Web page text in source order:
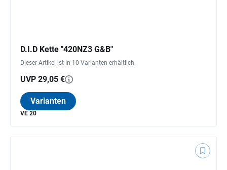
D.I.D Kette "420NZ3 G&B"
Dieser Artikel ist in 10 Varianten erhältlich.
UVP 29,05 €
Varianten
VE 20